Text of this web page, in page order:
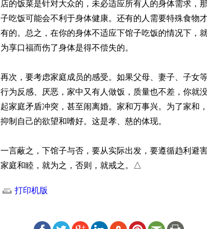
店的饭菜是针对大众的，未必适应所有人的身体需求，
子吃饭可能会不利于身体健康。还有的人需要特殊食物
有的。总之，在你的身体不适应下馆子吃饭的情况下，
为享口福而伤了身体是得不偿失的。
再次，要考虑家庭成员的感受。如果父母、妻子、子女
行为反感、厌恶，家中又有人做饭，质量也不差，你就
起家庭矛盾冲突，甚至闹离婚。家和万事兴。为了家和
抑制自己的欲望和嗜好。这是孝、慈的体现。
一言蔽之，下馆子与否，要从实际出发，要遵循趋利避
家庭和睦，就为之，否则，就戒之。△
打印机版